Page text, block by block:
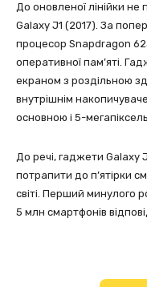
До оновленої лінійки
Galaxy J1 (2017). За
процесор Snapdragon
оперативної пам’яті.
екраном з роздільною
внутрішнім
основною і 5-
До речі, гаджети Galaxy
потрапити до п’ятірки
світі. Перший минулого
5 млн смартфонів